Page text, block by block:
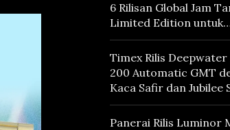
6 Rilisan Global Jam
Limited Edition untuk
Menghormati Edo
Warna yang
Warisan Tokyo
Timex Rilis
200 Automatic GMT
Kaca Safir dan Jubilee
Bracelet
Panerai Rilis Luminor